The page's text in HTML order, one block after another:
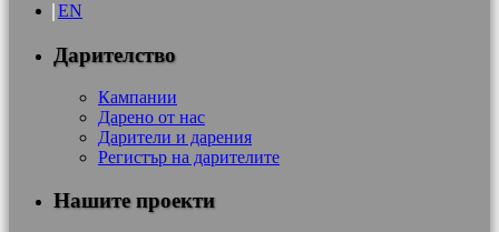
EN
Дарителство
Кампании
Дарено от нас
Дарители и дарения
Регистър на дарителите
Нашите проекти